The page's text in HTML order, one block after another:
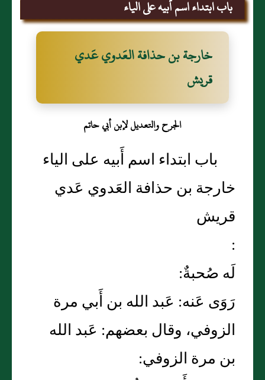
باب ابتداء اسم أَبيه على الياء
خارجة بن حذافة العَدوي عَدي
قريش
الجرح والتعديل لإبن أبي حاتم
باب ابتداء اسم أَبيه على الياء
خارجة بن حذافة العَدوي عَدي
قريش
:
لَه صُحبةٌ:
رَوَى عَنه: عَبد الله بن أَبي مرة
الزوفي، وقال بعضهم: عَبد الله
بن مرة الزوفي: